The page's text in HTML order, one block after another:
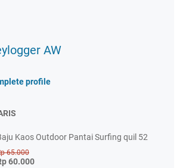
AW
profile
Kaos Outdoor Pantai Surfing quil 52
65.000
60.000